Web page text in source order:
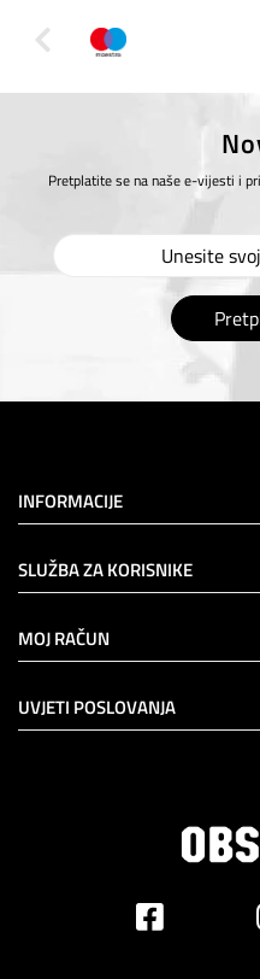
Pretplatite se na naše e-vijesti i
INFORMACIJE
SLUŽBA ZA KORISNIKE
MOJ RAČUN
UVJETI POSLOVANJA